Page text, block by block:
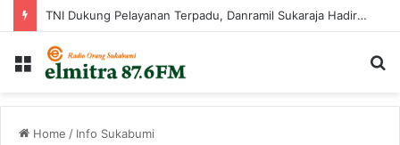
TNI Dukung Pelayanan Terpadu, Danramil Sukaraja Hadiri Rekam E-KTP, Pemeriksaan Mata, dan Bazar UMKM di Bojongsawah
Menu
Home / Info Sukabumi